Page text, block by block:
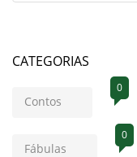
CATEGORIAS
Contos
0
Fábulas
0